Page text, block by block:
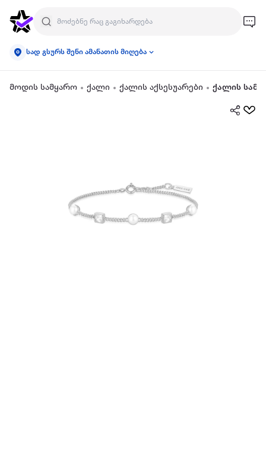
სად გსურს შენი ამანათის მიღება
მოდის სამყარო ქალი ქალის აქსესუარები ქალის